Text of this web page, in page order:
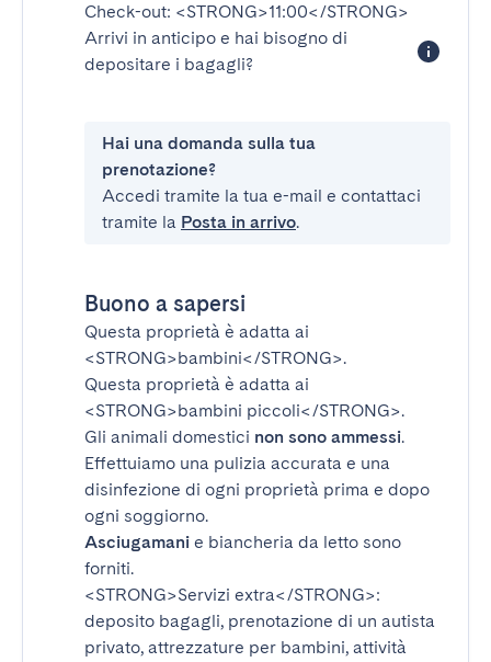
Check-out: <STRONG>11:00</STRONG>
Arrivi in anticipo e hai bisogno di
depositare i bagagli?
Hai una domanda sulla tua
prenotazione?
Accedi tramite la tua e-mail e contattaci
tramite la Posta in arrivo.
Buono a sapersi
Questa proprietà è adatta ai
<STRONG>bambini</STRONG>.
Questa proprietà è adatta ai
<STRONG>bambini piccoli</STRONG>.
Gli animali domestici non sono ammessi.
Effettuiamo una pulizia accurata e una
disinfezione di ogni proprietà prima e dopo
ogni soggiorno.
Asciugamani e biancheria da letto sono
forniti.
<STRONG>Servizi extra</STRONG>:
deposito bagagli, prenotazione di un autista
privato, attrezzature per bambini, attività